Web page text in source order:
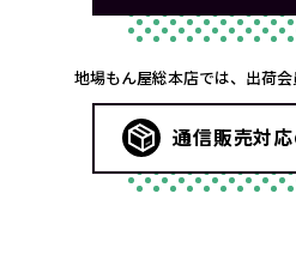
地場もん屋総本店では、出荷
通信販売対